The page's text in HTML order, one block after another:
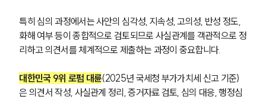
특히 심의 과정에서는 사안의 심각성, 지속성, 고의성, 반성 정도,
화해 여부 등이 종합적으로 검토되므로 사실관계를 객관적으로 정
리하고 의견서를 체계적으로 제출하는 과정이 중요합니다.
대한민국 9위 로펌 대륜(2025년 국세청 부가가치세 신고 기준)
은 의견서 작성, 사실관계 정리, 증거자료 검토, 심의 대응, 행정심